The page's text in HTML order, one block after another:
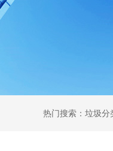
热门搜索：垃圾